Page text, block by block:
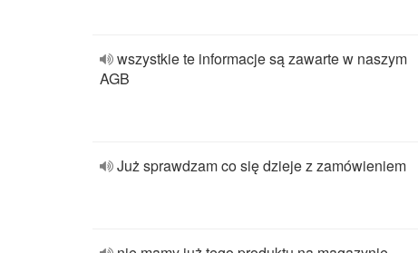
wszystkie te informacje są zawarte w naszym
AGB
Już sprawdzam co się dzieje z zamówieniem